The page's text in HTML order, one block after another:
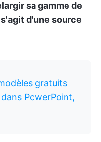
sa gamme de
d'une source
gratuits
PowerPoint,